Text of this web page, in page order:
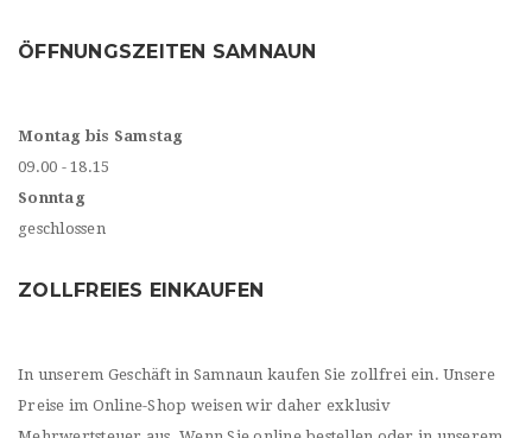
ÖFFNUNGSZEITEN SAMNAUN
Montag bis Samstag
09.00 - 18.15
Sonntag
geschlossen
ZOLLFREIES EINKAUFEN
In unserem Geschäft in Samnaun kaufen Sie zollfrei ein. Unsere
Preise im Online-Shop weisen wir daher exklusiv